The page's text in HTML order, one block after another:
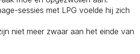
sessies met LPG voelde hij zich
niet meer zwaar aan het einde van